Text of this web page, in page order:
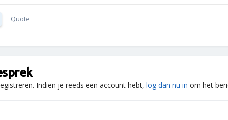
Quote
Indien je reeds een account hebt, log dan nu in om het